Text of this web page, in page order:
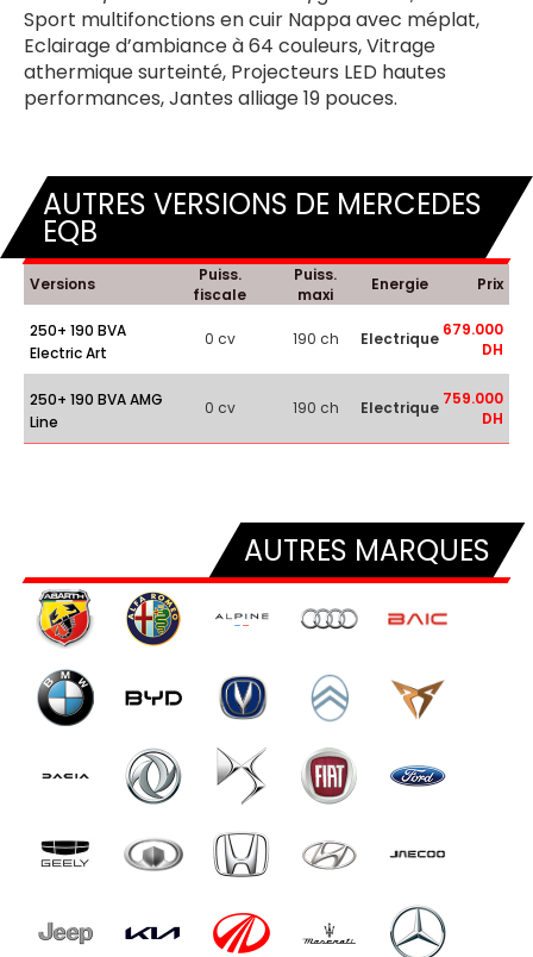
Sport multifonctions en cuir Nappa avec méplat,
Eclairage d’ambiance à 64 couleurs, Vitrage
athermique surteinté, Projecteurs LED hautes
performances, Jantes alliage 19 pouces.
AUTRES VERSIONS DE MERCEDES
EQB
Versions
Puiss.
fiscale
Puiss.
maxi
Energie Prix
250+ 190 BVA
Electric Art
0 cv 190 ch Electrique 679.000
DH
250+ 190 BVA AMG
Line
0 cv 190 ch Electrique 759.000
DH
AUTRES MARQUES